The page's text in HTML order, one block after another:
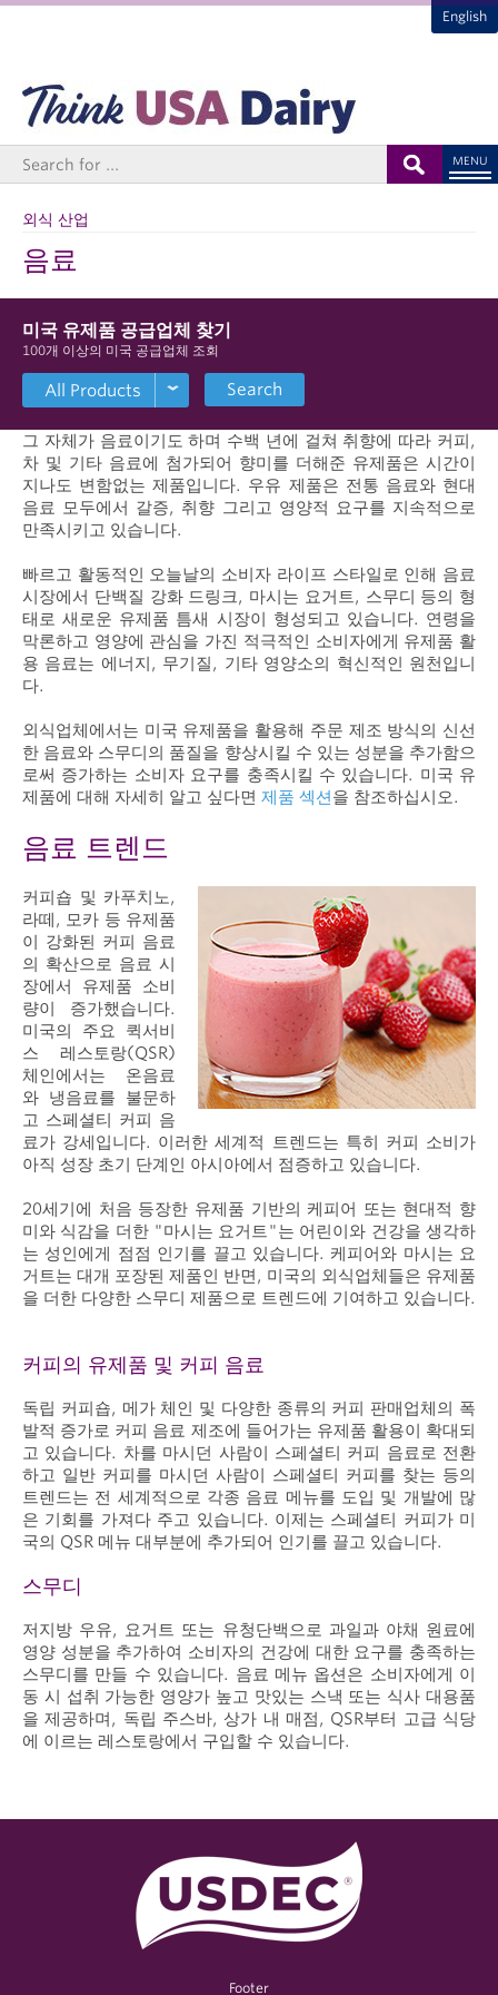
English
MENU
외식 산업
음료
미국 유제품 공급업체 찾기
100개 이상의 미국 공급업체 조회
Search
그 자체가 음료이기도 하며 수백 년에 걸쳐 취향에 따라 커피,
차 및 기타 음료에 첨가되어 향미를 더해준 유제품은 시간이
지나도 변함없는 제품입니다. 우유 제품은 전통 음료와 현대
음료 모두에서 갈증, 취향 그리고 영양적 요구를 지속적으로
만족시키고 있습니다.
빠르고 활동적인 오늘날의 소비자 라이프 스타일로 인해 음료
시장에서 단백질 강화 드링크, 마시는 요거트, 스무디 등의 형
태로 새로운 유제품 틈새 시장이 형성되고 있습니다. 연령을
막론하고 영양에 관심을 가진 적극적인 소비자에게 유제품 활
용 음료는 에너지, 무기질, 기타 영양소의 혁신적인 원천입니
다.
외식업체에서는 미국 유제품을 활용해 주문 제조 방식의 신선
한 음료와 스무디의 품질을 향상시킬 수 있는 성분을 추가함으
로써 증가하는 소비자 요구를 충족시킬 수 있습니다. 미국 유
제품에 대해 자세히 알고 싶다면 제품 섹션을 참조하십시오.
음료 트렌드
커피숍 및 카푸치노,
라떼, 모카 등 유제품
이 강화된 커피 음료
의 확산으로 음료 시
장에서 유제품 소비
량이 증가했습니다.
미국의 주요 퀵서비
스 레스토랑(QSR)
체인에서는 온음료
와 냉음료를 불문하
고 스페셜티 커피 음
료가 강세입니다. 이러한 세계적 트렌드는 특히 커피 소비가
아직 성장 초기 단계인 아시아에서 점증하고 있습니다.
20세기에 처음 등장한 유제품 기반의 케피어 또는 현대적 향
미와 식감을 더한 "마시는 요거트"는 어린이와 건강을 생각하
는 성인에게 점점 인기를 끌고 있습니다. 케피어와 마시는 요
거트는 대개 포장된 제품인 반면, 미국의 외식업체들은 유제품
을 더한 다양한 스무디 제품으로 트렌드에 기여하고 있습니다.
커피의 유제품 및 커피 음료
독립 커피숍, 메가 체인 및 다양한 종류의 커피 판매업체의 폭
발적 증가로 커피 음료 제조에 들어가는 유제품 활용이 확대되
고 있습니다. 차를 마시던 사람이 스페셜티 커피 음료로 전환
하고 일반 커피를 마시던 사람이 스페셜티 커피를 찾는 등의
트렌드는 전 세계적으로 각종 음료 메뉴를 도입 및 개발에 많
은 기회를 가져다 주고 있습니다. 이제는 스페셜티 커피가 미
국의 QSR 메뉴 대부분에 추가되어 인기를 끌고 있습니다.
스무디
저지방 우유, 요거트 또는 유청단백으로 과일과 야채 원료에
영양 성분을 추가하여 소비자의 건강에 대한 요구를 충족하는
스무디를 만들 수 있습니다. 음료 메뉴 옵션은 소비자에게 이
동 시 섭취 가능한 영양가 높고 맛있는 스낵 또는 식사 대용품
을 제공하며, 독립 주스바, 상가 내 매점, QSR부터 고급 식당
에 이르는 레스토랑에서 구입할 수 있습니다.
Footer